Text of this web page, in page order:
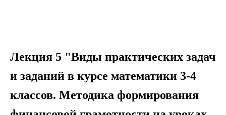
Лекция 5 "Виды практических задач
и заданий в курсе математики 3-4
классов. Методика формирования